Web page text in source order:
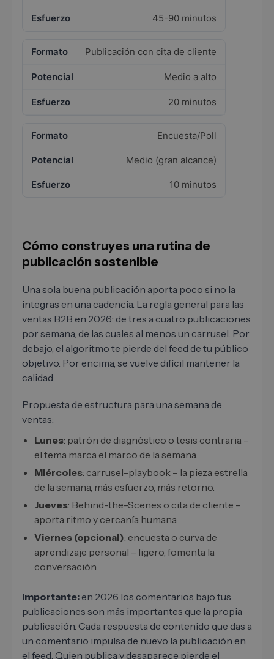
45-90 minutos
Publicación con cita de cliente
Medio a alto
20 minutos
Encuesta/Poll
Medio (gran alcance)
10 minutos
Cómo construyes una rutina de
publicación sostenible
Una sola buena publicación aporta poco si no la
integras en una cadencia. La regla general para las
ventas B2B en 2026: de tres a cuatro publicaciones
por semana, de las cuales al menos un carrusel. Por
debajo, el algoritmo te pierde del feed de tu público
objetivo. Por encima, se vuelve difícil mantener la
calidad.
Propuesta de estructura para una semana de
ventas:
Lunes: patrón de diagnóstico o tesis contraria –
el tema marca el marco de la semana.
Miércoles: carrusel-playbook – la pieza estrella
de la semana, más esfuerzo, más retorno.
Jueves: Behind-the-Scenes o cita de cliente –
aporta ritmo y cercanía humana.
Viernes (opcional): encuesta o curva de
aprendizaje personal – ligero, fomenta la
conversación.
Importante: en 2026 los comentarios bajo tus
publicaciones son más importantes que la propia
publicación. Cada respuesta de contenido que das a
un comentario impulsa de nuevo la publicación en
el feed. Quien publica y desaparece pierde el